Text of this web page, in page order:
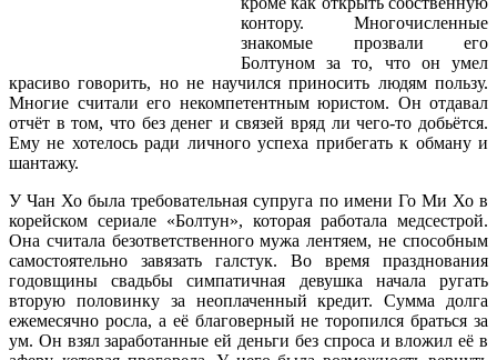
контору. Многочисленные
знакомые прозвали его
Болтуном за то, что он умел
красиво говорить, но не научился приносить людям пользу.
Многие считали его некомпетентным юристом. Он отдавал
отчёт в том, что без денег и связей вряд ли чего-то добьётся.
Ему не хотелось ради личного успеха прибегать к обману и
шантажу.
У Чан Хо была требовательная супруга по имени Го Ми Хо в
корейском сериале «Болтун», которая работала медсестрой.
Она считала безответственного мужа лентяем, не способным
самостоятельно завязать галстук. Во время празднования
годовщины свадьбы симпатичная девушка начала ругать
вторую половинку за неоплаченный кредит. Сумма долга
ежемесячно росла, а её благоверный не торопился браться за
ум. Он взял заработанные ей деньги без спроса и вложил её в